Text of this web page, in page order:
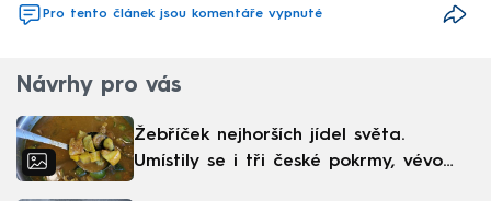
Pro tento článek jsou komentáře vypnuté
Návrhy pro vás
Žebříček nejhorších jídel světa.
Umístily se i tři české pokrmy, vévodí